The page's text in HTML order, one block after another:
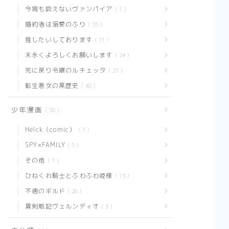
【SPY×FAMILY】魅力あ
と最新話感想【まとめ】
今宵も吸えないヴァンパイア 1
婚約者は溺愛のふり 35
推したいしております 11
末永くよろしくお願いします 24
死に戻り令嬢のルチェッタ 27
転生悪女の黒歴史 48
少年漫画 58
Helck（comic） 7
SPY×FAMILY 5
その他 1
ひねくれ騎士とふわふわ姫様 13
不徳のギルド 26
異剣戦記ヴェルンディオ 3